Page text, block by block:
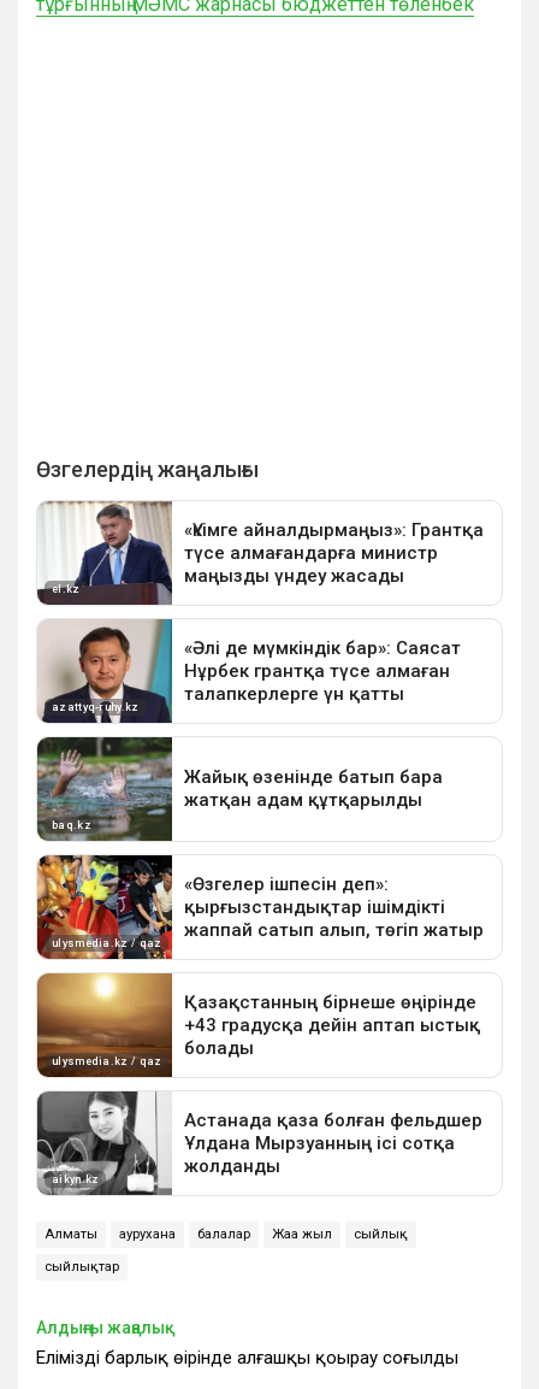
тұрғынның МӘМС жарнасы бюджеттен төленбек
Алматы аурухана балалар Жаңа жыл сыйлық
сыйлықтар
Алдыңғы жаңалық
Еліміздің барлық өңірінде алғашқы қоңырау соғылды